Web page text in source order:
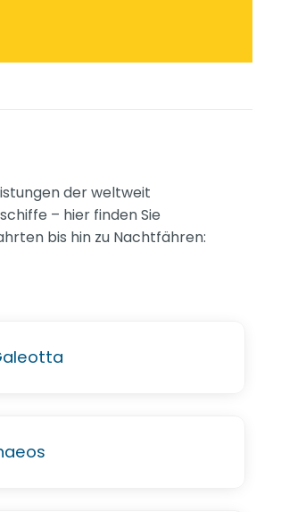
der weltweit
– hier finden Sie
bis hin zu Nachtfähren: